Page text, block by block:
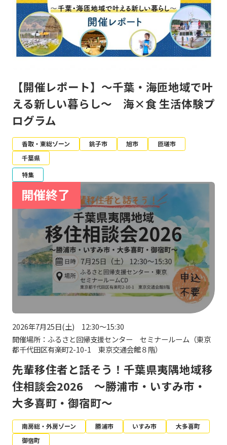
【開催レポート】～千葉・海匝地域で叶
える新しい暮らし～ 海×食 生活体験プ
ログラム
香取・東総ゾーン 銚子市 旭市
匝瑳市
千葉県
特集
2026年7月25日(土) 12:30～15:30
開催場所：ふるさと回帰支援センター セミナールーム（東京
都千代田区有楽町2-10-1 東京交通会館８階）
先輩移住者と話そう！千葉県夷隅地域移
住相談会2026 ～勝浦市・いすみ市・
大多喜町・御宿町～
南房総・外房ゾーン 勝浦市 いすみ市
大多喜町
御宿町